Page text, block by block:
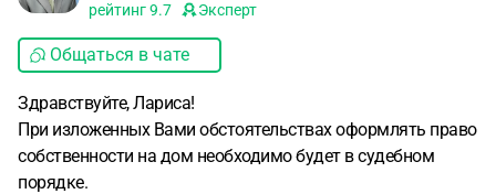
рейтинг9.7 Эксперт
Общаться в чате
Здравствуйте, Лариса!
При изложенных Вами обстоятельствах оформлять право
собственности на дом необходимо будет в судебном
порядке.